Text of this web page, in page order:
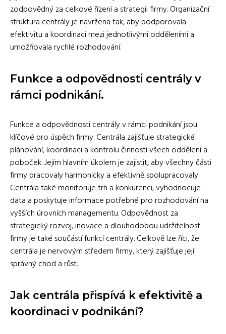
zodpovědný za celkové řízení a strategii firmy. Organizační
struktura centrály je navržena tak, aby podporovala
efektivitu a koordinaci mezi jednotlivými odděleními a
umožňovala rychlé rozhodování.
Funkce a odpovědnosti centrály v
rámci podnikání.
Funkce a odpovědnosti centrály v rámci podnikání jsou
klíčové pro úspěch firmy. Centrála zajišťuje strategické
plánování, koordinaci a kontrolu činností všech oddělení a
poboček. Jejím hlavním úkolem je zajistit, aby všechny části
firmy pracovaly harmonicky a efektivně spolupracovaly.
Centrála také monitoruje trh a konkurenci, vyhodnocuje
data a poskytuje informace potřebné pro rozhodování na
vyšších úrovních managementu. Odpovědnost za
strategický rozvoj, inovace a dlouhodobou udržitelnost
firmy je také součástí funkcí centrály. Celkově lze říci, že
centrála je nervovým středem firmy, který zajišťuje její
správný chod a růst.
Jak centrála přispívá k efektivitě a
koordinaci v podnikání?